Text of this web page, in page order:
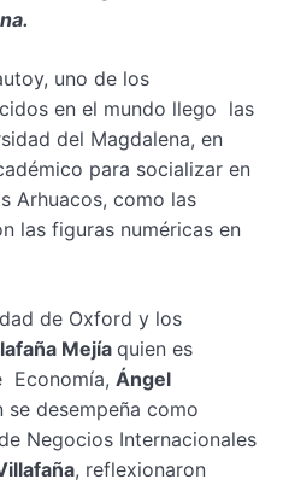
uno de los
en el mundo llego las
del Magdalena, en
para socializar en
Arhuacos, como las
las figuras numéricas en
de Oxford y los
Mejía quien es
Economía, Ángel
se desempeña como
Negocios Internacionales
, reflexionaron